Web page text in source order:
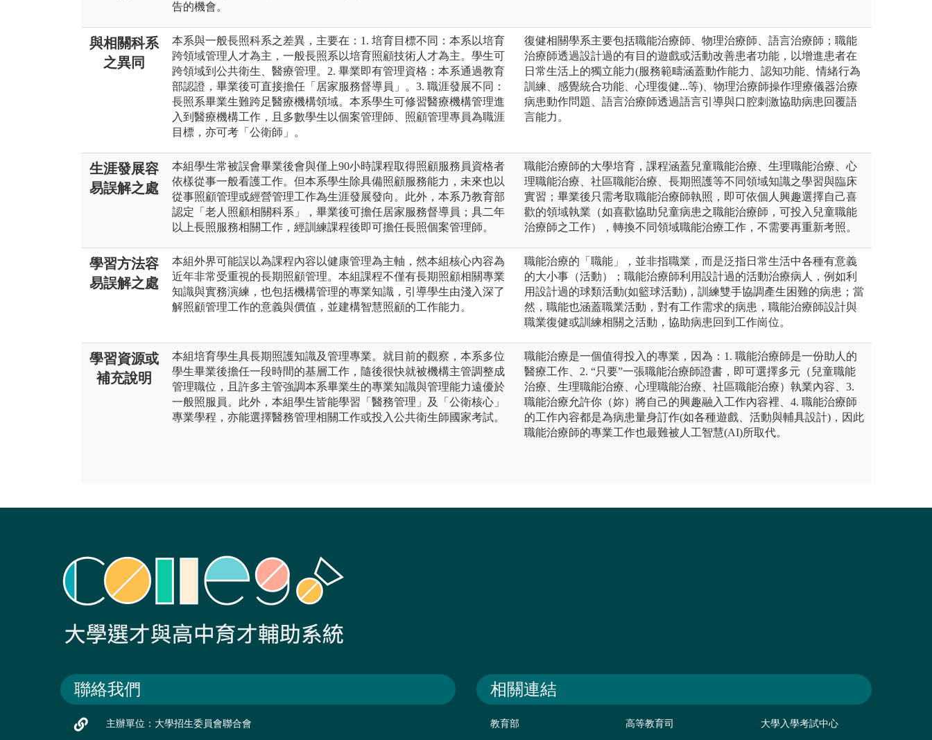
告的機會。
與相關科系
之異同
本系與一般長照科系之差異，主要在：1. 培育目標不同：本系以培育
跨領域管理人才為主，一般長照系以培育照顧技術人才為主。學生可
跨領域到公共衛生、醫療管理。2. 畢業即有管理資格：本系通過教育
部認證，畢業後可直接擔任「居家服務督導員」。3. 職涯發展不同：
長照系畢業生難跨足醫療機構領域。本系學生可修習醫療機構管理進
入到醫療機構工作，且多數學生以個案管理師、照顧管理專員為職涯
目標，亦可考「公衛師」。
復健相關學系主要包括職能治療師、物理治療師、語言治療師；職能
治療師透過設計過的有目的遊戲或活動改善患者功能，以增進患者在
日常生活上的獨立能力(服務範疇涵蓋動作能力、認知功能、情緒行為
訓練、感覺統合功能、心理復健...等)、物理治療師操作理療儀器治療
病患動作問題、語言治療師透過語言引導與口腔刺激協助病患回覆語
言能力。
生涯發展容
易誤解之處
本組學生常被誤會畢業後會與僅上90小時課程取得照顧服務員資格者
依樣從事一般看護工作。但本系學生除具備照顧服務能力，未來也以
從事照顧管理或經營管理工作為生涯發展發向。此外，本系乃教育部
認定「老人照顧相關科系」，畢業後可擔任居家服務督導員；具二年
以上長照服務相關工作，經訓練課程後即可擔任長照個案管理師。
職能治療師的大學培育，課程涵蓋兒童職能治療、生理職能治療、心
理職能治療、社區職能治療、長期照護等不同領域知識之學習與臨床
實習；畢業後只需考取職能治療師執照，即可依個人興趣選擇自己喜
歡的領域執業（如喜歡協助兒童病患之職能治療師，可投入兒童職能
治療師之工作），轉換不同領域職能治療工作，不需要再重新考照。
學習方法容
易誤解之處
本組外界可能誤以為課程內容以健康管理為主軸，然本組核心內容為
近年非常受重視的長期照顧管理。本組課程不僅有長期照顧相關專業
知識與實務演練，也包括機構管理的專業知識，引導學生由淺入深了
解照顧管理工作的意義與價值，並建構智慧照顧的工作能力。
職能治療的「職能」，並非指職業，而是泛指日常生活中各種有意義
的大小事（活動）；職能治療師利用設計過的活動治療病人，例如利
用設計過的球類活動(如籃球活動)，訓練雙手協調產生困難的病患；當
然，職能也涵蓋職業活動，對有工作需求的病患，職能治療師設計與
職業復健或訓練相關之活動，協助病患回到工作崗位。
學習資源或
補充說明
本組培育學生具長期照護知識及管理專業。就目前的觀察，本系多位
學生畢業後擔任一段時間的基層工作，隨後很快就被機構主管調整成
管理職位，且許多主管強調本系畢業生的專業知識與管理能力遠優於
一般照服員。此外，本組學生皆能學習「醫務管理」及「公衛核心」
專業學程，亦能選擇醫務管理相關工作或投入公共衛生師國家考試。
職能治療是一個值得投入的專業，因為：1. 職能治療師是一份助人的
醫療工作、2. “只要”一張職能治療師證書，即可選擇多元（兒童職能
治療、生理職能治療、心理職能治療、社區職能治療）執業內容、3.
職能治療允許你（妳）將自己的興趣融入工作內容裡、4. 職能治療師
的工作內容都是為病患量身訂作(如各種遊戲、活動與輔具設計)，因此
職能治療師的專業工作也最難被人工智慧(AI)所取代。
聯絡我們
主辦單位：大學招生委員會聯合會
相關連結
教育部 高等教育司 大學入學考試中心